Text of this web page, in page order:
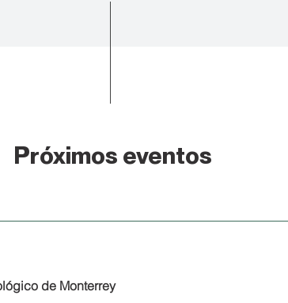
Próximos eventos
de Monterrey